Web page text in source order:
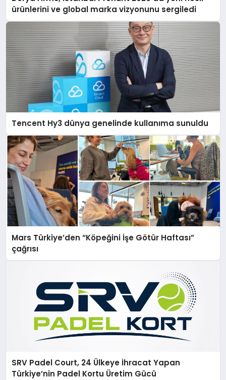
ürünlerini ve global marka vizyonunu sergiledi
Tencent Hy3 dünya genelinde kullanıma sunuldu
Mars Türkiye’den “Köpeğini İşe Götür Haftası”
çağrısı
SRV Padel Court, 24 Ülkeye İhracat Yapan
Türkiye’nin Padel Kortu Üretim Gücü